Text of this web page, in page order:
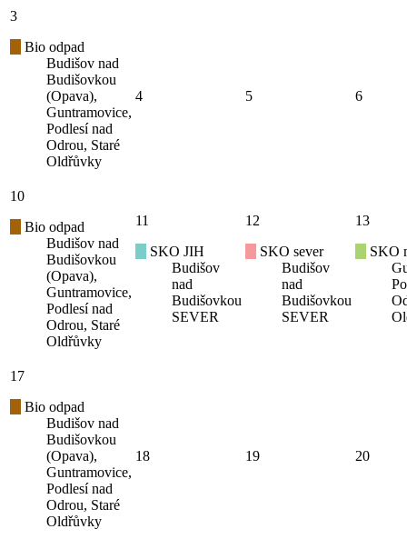
3
Bio odpad
Budišov nad
Budišovkou
(Opava),
Guntramovice,
Podlesí nad
Odrou, Staré
Oldřůvky
4 5 6
10
Bio odpad
Budišov nad
Budišovkou
(Opava),
Guntramovice,
Podlesí nad
Odrou, Staré
Oldřůvky
11
SKO JIH
Budišov
nad
Budišovkou
SEVER
12
SKO sever
Budišov
nad
Budišovkou
SEVER
13
SKO
17
Bio odpad
Budišov nad
Budišovkou
(Opava),
Guntramovice,
Podlesí nad
Odrou, Staré
Oldřůvky
18 19 20